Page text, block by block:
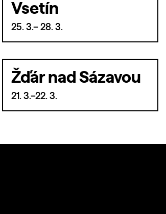
Vsetín
25. 3.– 28. 3.
Žďár nad Sázavou
21. 3.–22. 3.